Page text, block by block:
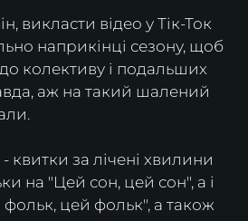
викласти відео у Тік-Ток
наприкінці сезону, щоб
до колективу і подальших
аж на такий шалений
квитки за лічені хвилини
на "Цей сон, цей сон", а і
цей фольк", а також